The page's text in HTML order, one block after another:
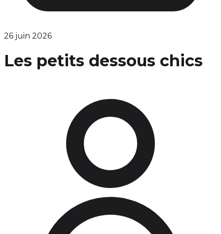
26 juin 2026
Les petits dessous chics